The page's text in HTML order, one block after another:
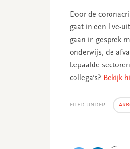
Door de
gaat in een live-
gaan in gesprek
onderwijs, de
bepaalde
collega’s? Bekijk
FILED UNDER: